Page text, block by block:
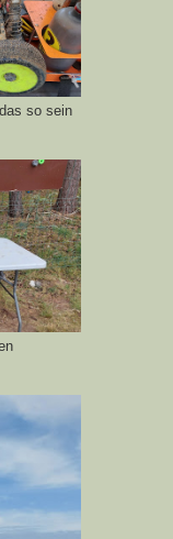
so sein